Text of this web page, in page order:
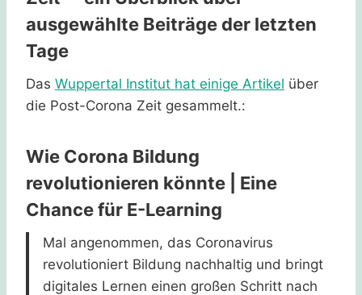
ausgewählte Beiträge der letzten
Tage
Das Wuppertal Institut hat einige Artikel über
die Post-Corona Zeit gesammelt.:
Wie Corona Bildung
revolutionieren könnte | Eine
Chance für E-Learning
Mal angenommen, das Coronavirus
revolutioniert Bildung nachhaltig und bringt
digitales Lernen einen großen Schritt nach